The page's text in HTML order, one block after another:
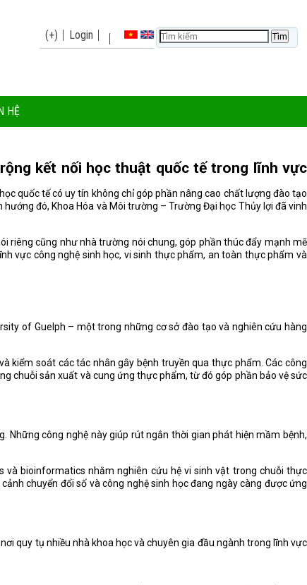
(+) Login
HỆ
kết nối học thuật quốc tế trong lĩnh vực
quốc tế có uy tín không chỉ góp phần nâng cao chất lượng đào tạo
đó, Khoa Hóa và Môi trường – Trường Đại học Thủy lợi đã vinh
riêng cũng như nhà trường nói chung, góp phần thúc đẩy mạnh mẽ
vực công nghệ sinh học, vi sinh thực phẩm, an toàn thực phẩm và
of Guelph – một trong những cơ sở đào tạo và nghiên cứu hàng
kiểm soát các tác nhân gây bệnh truyền qua thực phẩm. Các công
chuỗi sản xuất và cung ứng thực phẩm, từ đó góp phần bảo vệ sức
công nghệ này giúp rút ngắn thời gian phát hiện mầm bệnh,
và bioinformatics nhằm nghiên cứu hệ vi sinh vật trong chuỗi thực
chuyển đổi số và công nghệ sinh học đang ngày càng được ứng
quy tụ nhiều nhà khoa học và chuyên gia đầu ngành trong lĩnh vực